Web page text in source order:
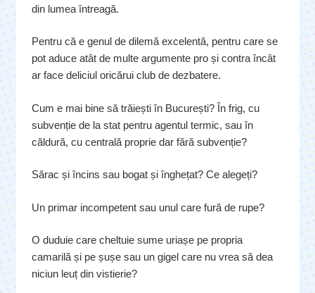
din lumea întreagă.
Pentru că e genul de dilemă excelentă, pentru care se
pot aduce atât de multe argumente pro și contra încât
ar face deliciul oricărui club de dezbatere.
Cum e mai bine să trăiești în București? În frig, cu
subvenție de la stat pentru agentul termic, sau în
căldură, cu centrală proprie dar fără subvenție?
Sărac și încins sau bogat și înghețat? Ce alegeți?
Un primar incompetent sau unul care fură de rupe?
O duduie care cheltuie sume uriașe pe propria
camarilă și pe șușe sau un gigel care nu vrea să dea
niciun leuț din vistierie?